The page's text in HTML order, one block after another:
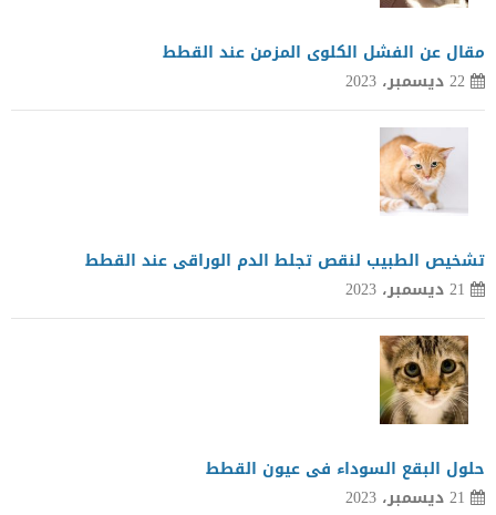
مقال عن الفشل الكلوى المزمن عند القطط
22 ديسمبر، 2023
تشخيص الطبيب لنقص تجلط الدم الوراقى عند القطط
21 ديسمبر، 2023
حلول البقع السوداء فى عيون القطط
21 ديسمبر، 2023